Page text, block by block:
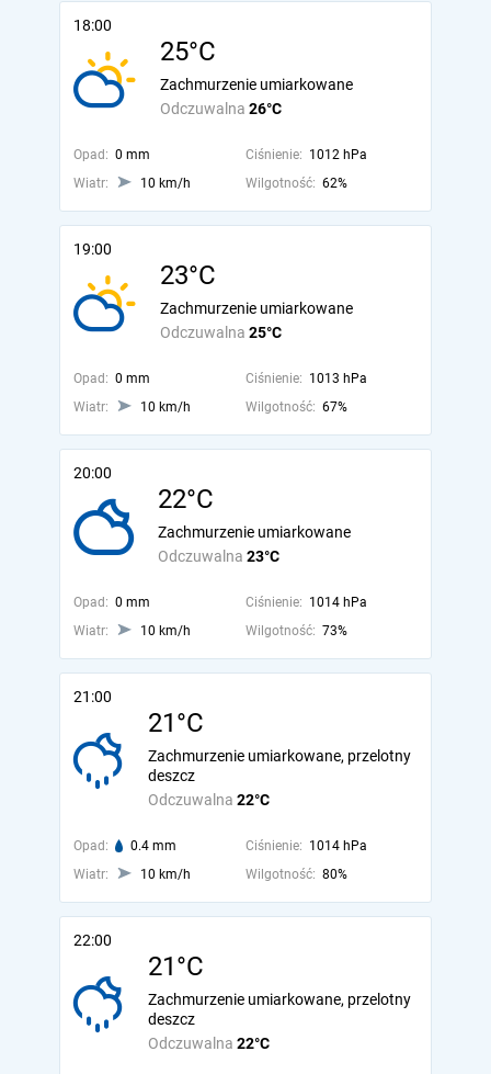
18:00
25°C
Odczuwalna 26°C
Zachmurzenie umiarkowane
Opad: 0 mm Ciśnienie: 1012 hPa
Wiatr:
10 km/h Wilgotność: 62%
19:00
23°C
Odczuwalna 25°C
Zachmurzenie umiarkowane
Opad: 0 mm Ciśnienie: 1013 hPa
Wiatr:
10 km/h Wilgotność: 67%
20:00
22°C
Odczuwalna 23°C
Zachmurzenie umiarkowane
Opad: 0 mm Ciśnienie: 1014 hPa
Wiatr:
10 km/h Wilgotność: 73%
21:00
21°C
Odczuwalna 22°C
Zachmurzenie umiarkowane, przelotny
deszcz
Opad: 0.4 mm Ciśnienie: 1014 hPa
Wiatr:
10 km/h Wilgotność: 80%
22:00
21°C
Odczuwalna 22°C
Zachmurzenie umiarkowane, przelotny
deszcz